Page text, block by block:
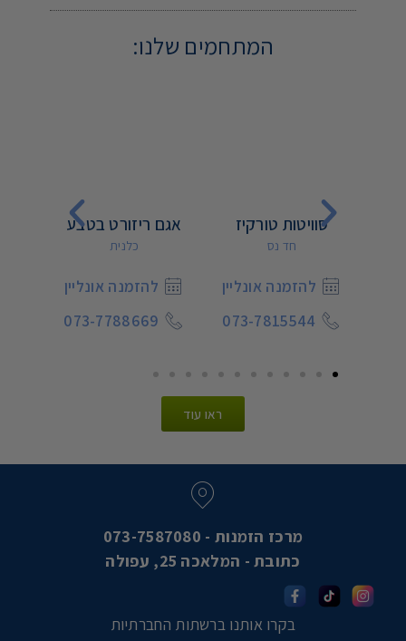
המתחמים שלנו:
סוויטות טורקיז
חד נס
להזמנה אונליין
073-7815544
אגם ריזורט בטבע
כלנית
להזמנה אונליין
073-7788669
ראו עוד
מרכז הזמנות - 073-7587080
כתובת - המלאכה 25, עפולה
בקרו אותנו ברשתות החברתיות